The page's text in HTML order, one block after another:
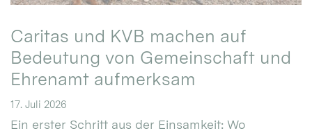
Caritas und KVB machen auf
Bedeutung von Gemeinschaft und
Ehrenamt aufmerksam
17. Juli 2026
Ein erster Schritt aus der Einsamkeit: Wo